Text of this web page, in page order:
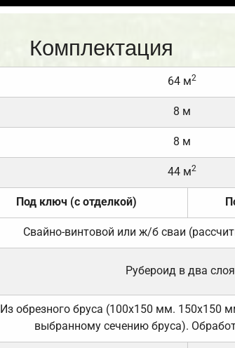
Комплектация
64 м2
8 м
8 м
44 м2
Под ключ (с отделкой)
Свайно-винтовой или ж/б сваи
Рубероид в два
Из обрезного бруса (100х150 мм. 150х150
выбранному сечению бруса).